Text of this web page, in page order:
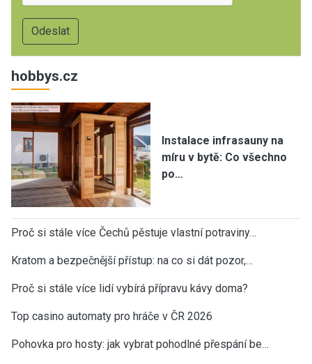
hobbys.cz
Instalace infrasauny na
míru v bytě: Co všechno
po…
Proč si stále více Čechů pěstuje vlastní potraviny…
Kratom a bezpečnější přístup: na co si dát pozor,…
Proč si stále více lidí vybírá přípravu kávy doma?
Top casino automaty pro hráče v ČR 2026
Pohovka pro hosty: jak vybrat pohodlné přespání be…